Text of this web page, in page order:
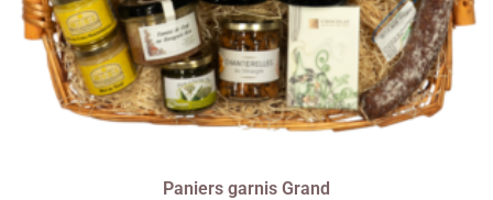
Paniers garnis Grand